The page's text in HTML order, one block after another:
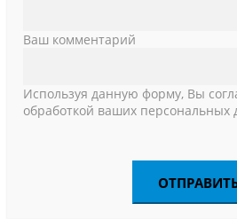
Ваш комментарий
Используя данную форму, Вы
обработкой ваших персональных